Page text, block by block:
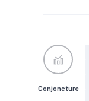
Conjoncture